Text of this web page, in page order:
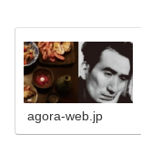
agora-web.jp